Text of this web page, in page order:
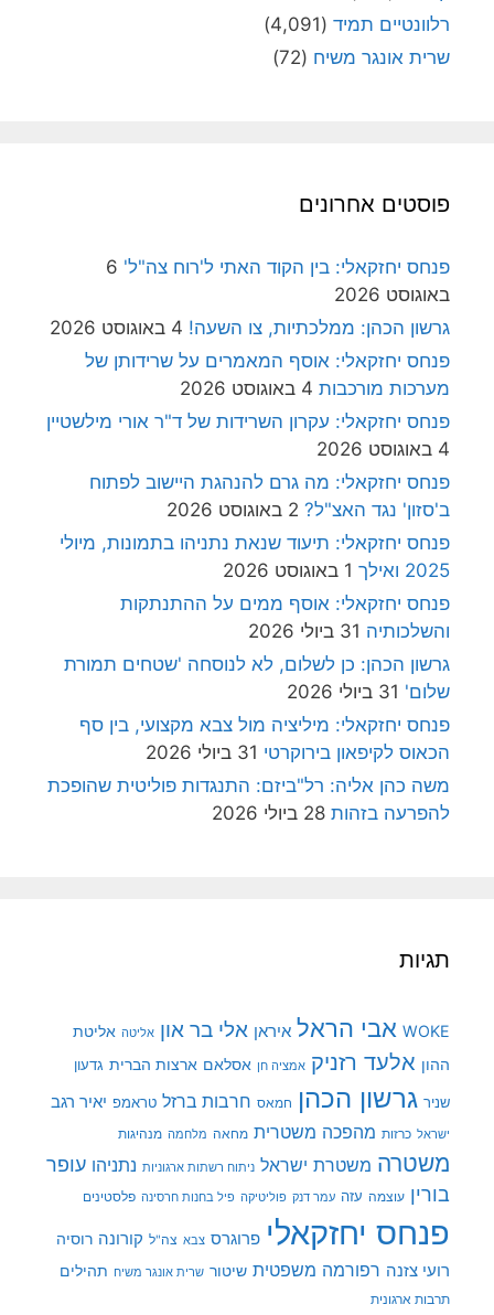
רלוונטיים תמיד (4,091)
שרית אונגר משיח (72)
פוסטים אחרונים
פנחס יחזקאלי: בין הקוד האתי ל'רוח צה"ל' 6
באוגוסט 2026
גרשון הכהן: ממלכתיות, צו השעה! 4 באוגוסט 2026
פנחס יחזקאלי: אוסף המאמרים על שרידותן של
מערכות מורכבות 4 באוגוסט 2026
פנחס יחזקאלי: עקרון השרידות של ד"ר אורי מילשטיין
4 באוגוסט 2026
פנחס יחזקאלי: מה גרם להנהגת היישוב לפתוח
ב'סזון' נגד האצ"ל? 2 באוגוסט 2026
פנחס יחזקאלי: תיעוד שנאת נתניהו בתמונות, מיולי
2025 ואילך
1 באוגוסט 2026
פנחס יחזקאלי: אוסף ממים על ההתנתקות
והשלכותיה 31 ביולי 2026
גרשון הכהן: כן לשלום, לא לנוסחה 'שטחים תמורת
שלום' 31 ביולי 2026
פנחס יחזקאלי: מיליציה מול צבא מקצועי, בין סף
הכאוס לקיפאון בירוקרטי 31 ביולי 2026
משה כהן אליה: רל"ביזם: התנגדות פוליטית שהופכת
להפרעה בזהות 28 ביולי 2026
תגיות
WOKE אבי הראל איראן אלי בר און אליטה אליטת
ההון אלעד רזניק אמציה חן אסלאם ארצות הברית גדעון
שניר גרשון הכהן חמאס חרבות ברזל טראמפ יאיר רגב
ישראל כרזות מהפכה משטרית מחאה מלחמה מנהיגות
משטרה משטרת ישראל ניתוח רשתות ארגוניות נתניהו עופר
בורין עוצמה עזה עמר דנק פוליטיקה פיל בחנות חרסינה פלסטינים
פנחס יחזקאלי פרוגרס צבא צה"ל קורונה רוסיה
רועי צזנה רפורמה משפטית שיטור שרית אונגר משיח תהילים
תרבות ארגונית